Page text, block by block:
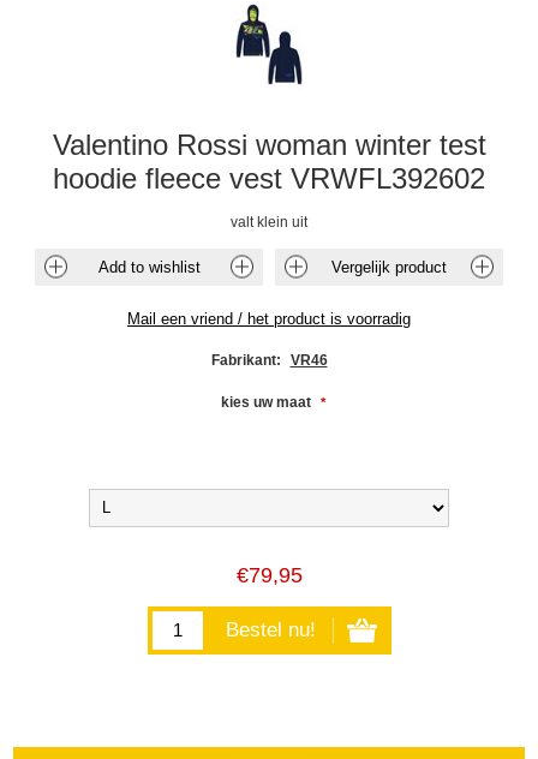
Valentino Rossi woman winter test
hoodie fleece vest VRWFL392602
valt klein uit
Fabrikant: VR46
kies uw maat *
€79,95